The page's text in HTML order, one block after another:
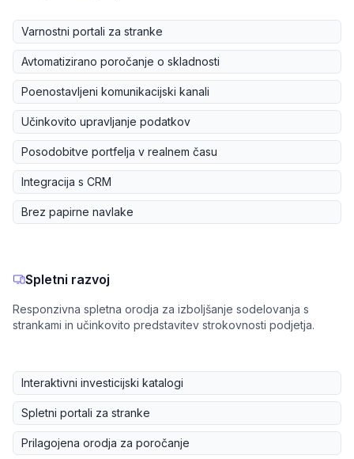
Varnostni portali za stranke
Avtomatizirano poročanje o skladnosti
Poenostavljeni komunikacijski kanali
Učinkovito upravljanje podatkov
Posodobitve portfelja v realnem času
Integracija s CRM
Brez papirne navlake
Spletni razvoj
Responzivna spletna orodja za izboljšanje sodelovanja s
strankami in učinkovito predstavitev strokovnosti podjetja.
Interaktivni investicijski katalogi
Spletni portali za stranke
Prilagojena orodja za poročanje